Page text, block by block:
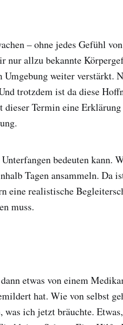
– ohne jedes Gefühl
nur allzu bekannte
weiter verstärkt.
trotzdem ist da diese
Termin eine Erklärung
bedeuten kann.
Tagen ansammeln. Da
eine realistische
muss.
etwas von einem
hat. Wie von selbst
was ich jetzt bräuchte.